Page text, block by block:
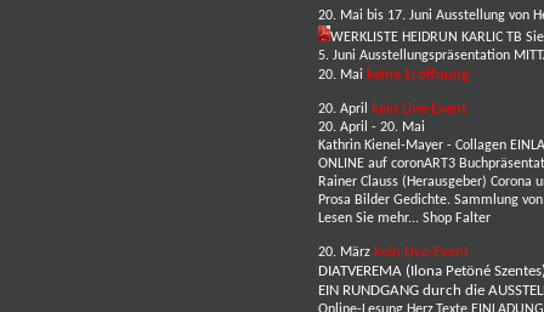
20. Mai bis 17. Juni Ausstellung von
WERKLISTE HEIDRUN KARLIC TB
5. Juni Ausstellungspräsentation
20. Mai keine Eröffnung
20. April kein Live-Event
20. April - 20. Mai
Kathrin Kienel-Mayer - Collagen
ONLINE auf coronART3
Rainer Clauss (Herausgeber) Corona
Prosa Bilder Gedichte. Sammlung
Lesen Sie mehr... Shop Falter
20. März kein Live-Event
DIATVEREMA (Ilona Petöné
EIN RUNDGANG durch die